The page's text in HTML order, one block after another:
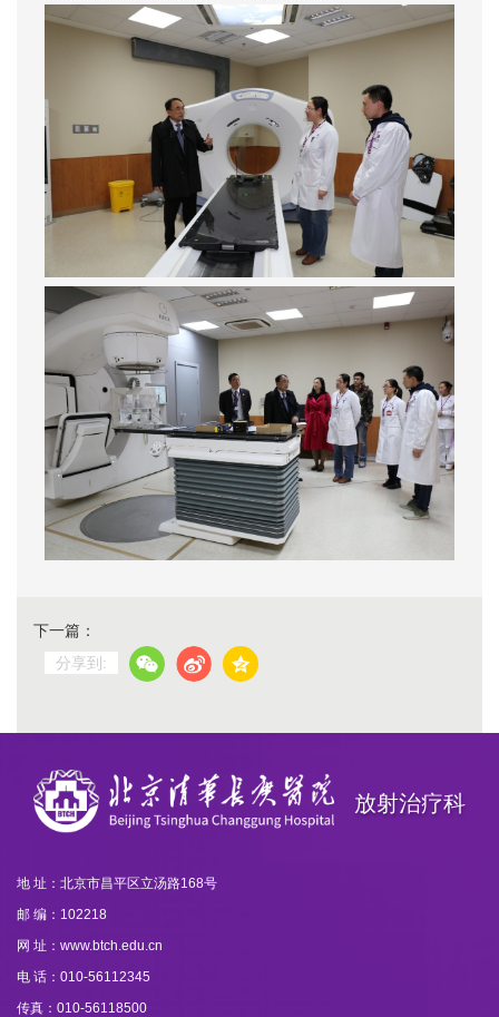
下一篇：
分享到:
放射治疗科
地 址：北京市昌平区立汤路168号
邮 编：102218
网 址：www.btch.edu.cn
电 话：010-56112345
传真：010-56118500